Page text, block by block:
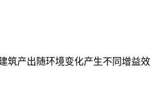
筑产出随环境变化产生不同增益效